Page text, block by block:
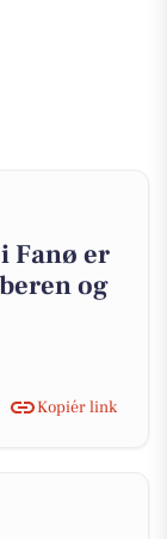
Fanø er
og
Kopiér link